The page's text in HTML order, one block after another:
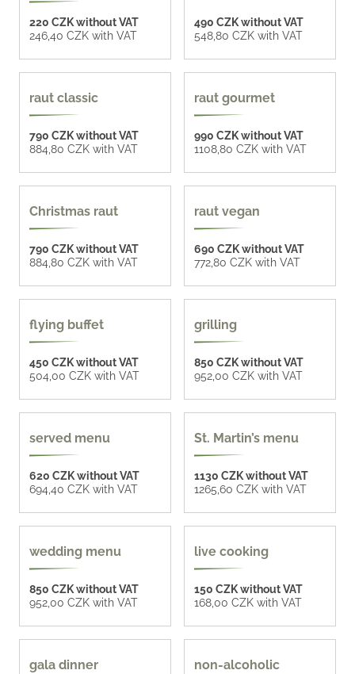
220 CZK without VAT
246,40 CZK with VAT
490 CZK without VAT
548,80 CZK with VAT
raut classic
790 CZK without VAT
884,80 CZK with VAT
raut gourmet
990 CZK without VAT
1108,80 CZK with VAT
Christmas raut
790 CZK without VAT
884,80 CZK with VAT
raut vegan
690 CZK without VAT
772,80 CZK with VAT
flying buffet
450 CZK without VAT
504,00 CZK with VAT
compose your menu
grilling
850 CZK without VAT
952,00 CZK with VAT
served menu
620 CZK without VAT
694,40 CZK with VAT
St. Martin’s menu
1130 CZK without VAT
1265,60 CZK with VAT
4 options
wedding menu
850 CZK without VAT
952,00 CZK with VAT
8 options
live cooking
150 CZK without VAT
168,00 CZK with VAT
4 options
gala dinner more options
non-alcoholic